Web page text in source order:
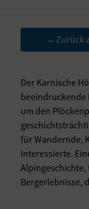
← Zurück
Der Karnische
beeindruckende
um den
für Wandernde,
Interessierte.
Bergerlebnisse,